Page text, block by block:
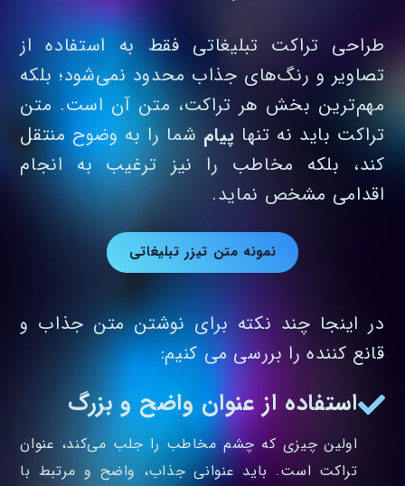
طراحی تراکت تبلیغاتی فقط به استفاده از
تصاویر و رنگ‌های جذاب محدود نمی‌شود؛ بلکه
مهم‌ترین بخش هر تراکت، متن آن است. متن
تراکت باید نه تنها پیام شما را به وضوح منتقل
کند، بلکه مخاطب را نیز ترغیب به انجام
اقدامی مشخص نماید.
نمونه متن تیزر تبلیغاتی
در اینجا چند نکته برای نوشتن متن جذاب و
قانع‌ کننده را بررسی می کنیم:
استفاده از عنوان واضح و بزرگ
اولین چیزی که چشم مخاطب را جلب می‌کند، عنوان
تراکت است. باید عنوانی جذاب، واضح و مرتبط با